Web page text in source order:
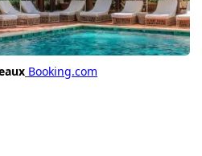
Booking.com